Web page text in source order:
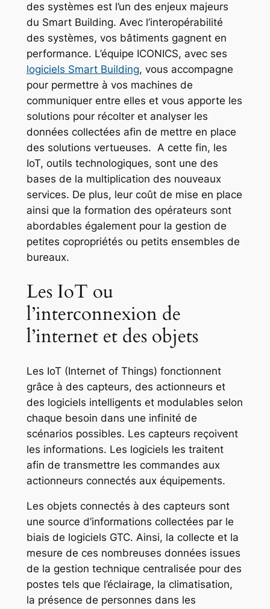
des systèmes est l’un des enjeux majeurs
du Smart Building. Avec l’interopérabilité
des systèmes, vos bâtiments gagnent en
performance. L’équipe ICONICS, avec ses
logiciels Smart Building, vous accompagne
pour permettre à vos machines de
communiquer entre elles et vous apporte les
solutions pour récolter et analyser les
données collectées afin de mettre en place
des solutions vertueuses. A cette fin, les
IoT, outils technologiques, sont une des
bases de la multiplication des nouveaux
services. De plus, leur coût de mise en place
ainsi que la formation des opérateurs sont
abordables également pour la gestion de
petites copropriétés ou petits ensembles de
bureaux.
Les IoT ou
l’interconnexion de
l’internet et des objets
Les IoT (Internet of Things) fonctionnent
grâce à des capteurs, des actionneurs et
des logiciels intelligents et modulables selon
chaque besoin dans une infinité de
scénarios possibles. Les capteurs reçoivent
les informations. Les logiciels les traitent
afin de transmettre les commandes aux
actionneurs connectés aux équipements.
Les objets connectés à des capteurs sont
une source d’informations collectées par le
biais de logiciels GTC. Ainsi, la collecte et la
mesure de ces nombreuses données issues
de la gestion technique centralisée pour des
postes tels que l’éclairage, la climatisation,
la présence de personnes dans les